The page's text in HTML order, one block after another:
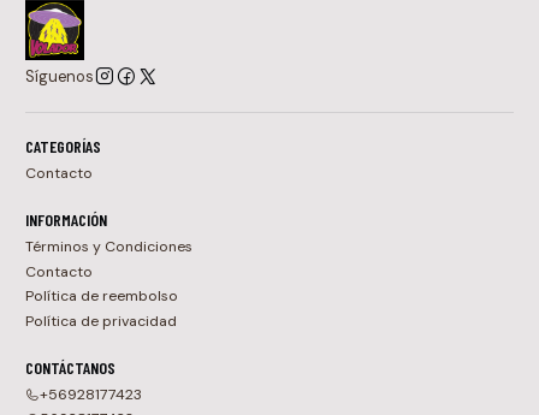
Síguenos
CATEGORÍAS
Contacto
INFORMACIÓN
Términos y Condiciones
Contacto
Política de reembolso
Política de privacidad
CONTÁCTANOS
+56928177423